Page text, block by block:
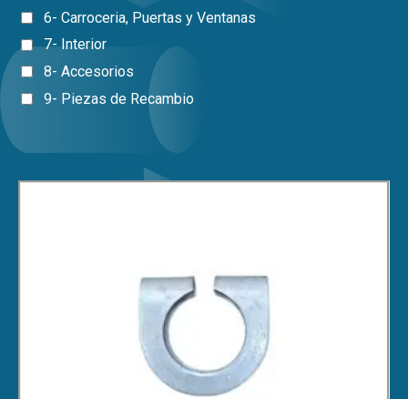
6- Carroceria, Puertas y Ventanas
7- Interior
8- Accesorios
9- Piezas de Recambio